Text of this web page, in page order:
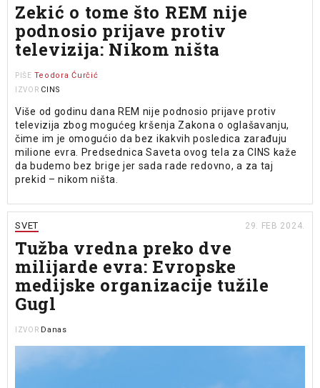
Zekić o tome što REM nije
podnosio prijave protiv
televizija: Nikom ništa
PIŠE Teodora Ćurčić
IZVOR CINS
Više od godinu dana REM nije podnosio prijave protiv
televizija zbog mogućeg kršenja Zakona o oglašavanju,
čime im je omogućio da bez ikakvih posledica zarađuju
milione evra. Predsednica Saveta ovog tela za CINS kaže
da budemo bez brige jer sada rade redovno, a za taj
prekid – nikom ništa.
SVET 29. FEB 2024.
Tužba vredna preko dve
milijarde evra: Evropske
medijske organizacije tužile
Gugl
IZVOR Danas